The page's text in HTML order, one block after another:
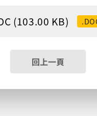
(103.00 KB)
回上一頁